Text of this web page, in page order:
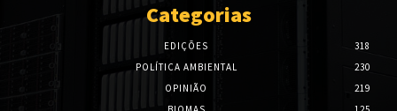
Categorias
EDIÇÕES
318
POLÍTICA AMBIENTAL
230
OPINIÃO
219